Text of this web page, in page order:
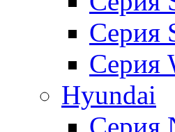
Серия
Серия
Hyundai
Серия